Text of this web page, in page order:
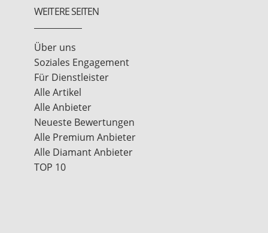
WEITERE SEITEN
Über uns
Soziales Engagement
Für Dienstleister
Alle Artikel
Alle Anbieter
Neueste Bewertungen
Alle Premium Anbieter
Alle Diamant Anbieter
TOP 10